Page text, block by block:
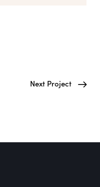
Next Project